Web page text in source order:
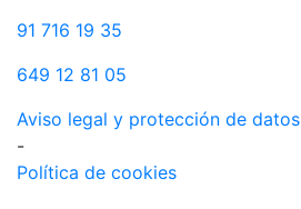
91 716 19 35
649 12 81 05
Aviso legal y protección de datos
-
Política de cookies